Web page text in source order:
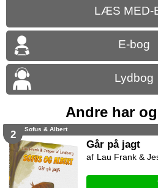
LÆS MED-
E-bog
Lydbog
Andre har
2 Sofus & Albert
Går på jagt
Lau Frank &